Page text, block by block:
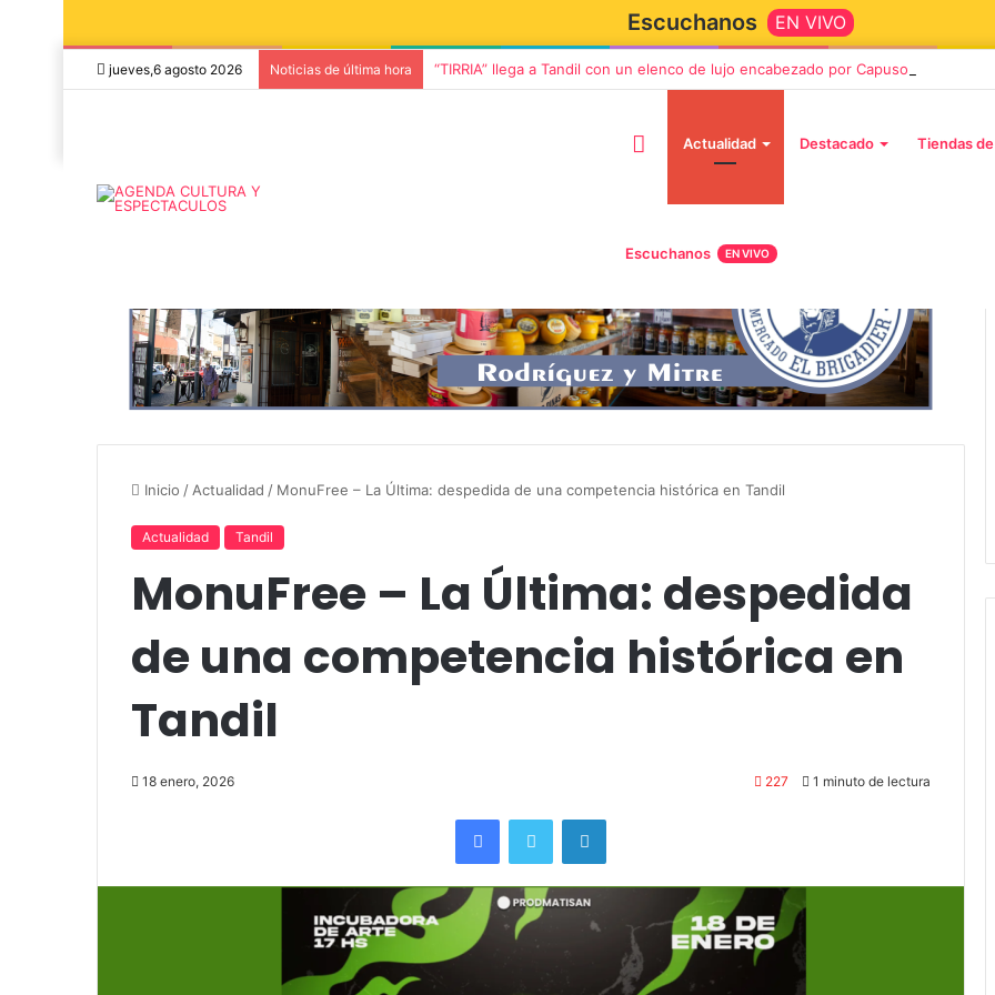
Escuchanos EN VIVO
jueves,6 agosto 2026 Noticias de última hora “TIRRIA” llega a Tandil con un elenco de lujo encabezado por Capusotto,
Actualidad Destacado Tiendas
Escuchanos EN VIVO
Inicio / Actualidad / MonuFree – La Última: despedida de una competencia histórica en Tandil
Actualidad Tandil
MonuFree – La Última: despedida
de una competencia histórica en
Tandil
18 enero, 2026 227 1 minuto de lectura
Julián Bellese llega a Tandil
con su nuevo show de stand
5 octubre, 2026
en su gira de despedida
«Fútbol, Asado, Vino y Adiós
Amigos»
2 octubre, 2026
elenco de lujo encabezado por
Capusotto, Spregelburd y
Stefani